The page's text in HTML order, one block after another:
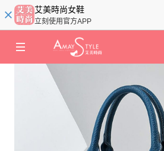
艾美時尚女鞋
立刻使用官方APP